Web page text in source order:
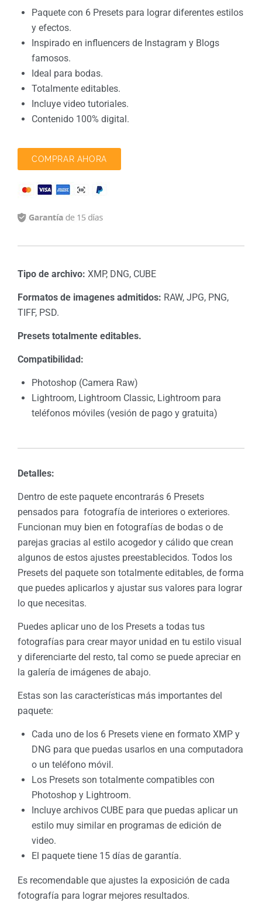
Paquete con 6 Presets para lograr diferentes estilos
y efectos.
Inspirado en influencers de Instagram y Blogs
famosos.
Ideal para bodas.
Totalmente editables.
Incluye video tutoriales.
Contenido 100% digital.
COMPRAR AHORA
Tipo de archivo: XMP, DNG, CUBE
Formatos de imagenes admitidos: RAW, JPG, PNG,
TIFF, PSD.
Presets totalmente editables.
Compatibilidad:
Photoshop (Camera Raw)
Lightroom, Lightroom Classic, Lightroom para
teléfonos móviles (vesión de pago y gratuita)
Detalles:
Dentro de este paquete encontrarás 6 Presets
pensados para fotografía de interiores o exteriores.
Funcionan muy bien en fotografías de bodas o de
parejas gracias al estilo acogedor y cálido que crean
algunos de estos ajustes preestablecidos. Todos los
Presets del paquete son totalmente editables, de forma
que puedes aplicarlos y ajustar sus valores para lograr
lo que necesitas.
Puedes aplicar uno de los Presets a todas tus
fotografías para crear mayor unidad en tu estilo visual
y diferenciarte del resto, tal como se puede apreciar en
la galería de imágenes de abajo.
Estas son las características más importantes del
paquete:
Cada uno de los 6 Presets viene en formato XMP y
DNG para que puedas usarlos en una computadora
o un teléfono móvil.
Los Presets son totalmente compatibles con
Photoshop y Lightroom.
Incluye archivos CUBE para que puedas aplicar un
estilo muy similar en programas de edición de
video.
El paquete tiene 15 días de garantía.
Es recomendable que ajustes la exposición de cada
fotografía para lograr mejores resultados.